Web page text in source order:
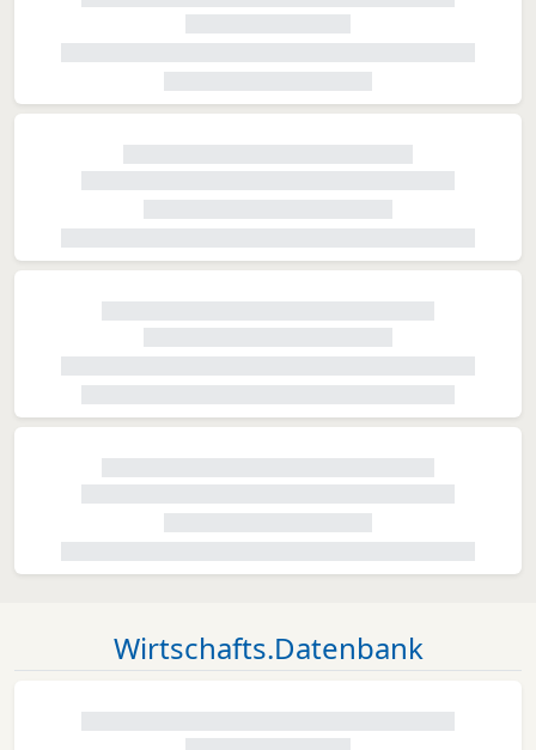
Wirtschafts.Datenbank